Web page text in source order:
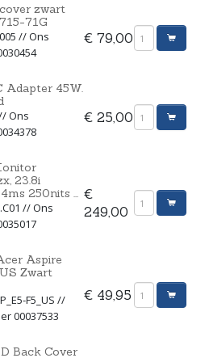
zwart
71G
// Ons
€ 79,00
Adapter 45W.
Ons
€ 25,00
23.8i
250nits ...
// Ons
€
249,00
Aspire
Zwart
F5_US //
00037533
€ 49,95
Back Cover